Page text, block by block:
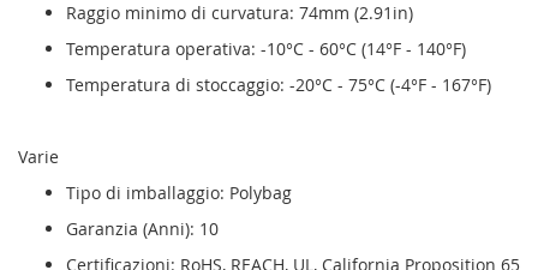
Raggio minimo di curvatura: 74mm (2.91in)
Temperatura operativa: -10°C - 60°C (14°F - 140°F)
Temperatura di stoccaggio: -20°C - 75°C (-4°F - 167°F)
Varie
Tipo di imballaggio: Polybag
Garanzia (Anni): 10
Certificazioni: RoHS, REACH, UL, California Proposition 65